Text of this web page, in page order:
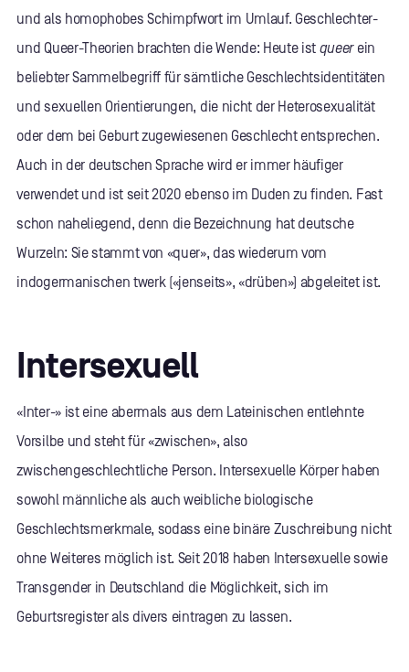
und als homophobes Schimpfwort im Umlauf. Geschlechter-
und Queer-Theorien brachten die Wende: Heute ist queerein
beliebter Sammelbegriff für sämtliche Geschlechtsidentitäten
und sexuellen Orientierungen, die nicht der Heterosexualität
oder dem bei Geburt zugewiesenen Geschlecht entsprechen.
Auch in der deutschen Sprache wird er immer häufiger
verwendet und ist seit 2020 ebenso im Duden zu finden. Fast
schon naheliegend, denn die Bezeichnung hat deutsche
Wurzeln: Sie stammt von «quer», das wiederum vom
indogermanischen twerk («jenseits», «drüben») abgeleitet ist.
Intersexuell
«Inter-» ist eine abermals aus dem Lateinischen entlehnte
Vorsilbe und steht für «zwischen», also
zwischengeschlechtliche Person. Intersexuelle Körper haben
sowohl männliche als auch weibliche biologische
Geschlechtsmerkmale, sodass eine binäre Zuschreibung nicht
ohne Weiteres möglich ist. Seit 2018 haben Intersexuelle sowie
Transgender in Deutschland die Möglichkeit, sich im
Geburtsregister als divers eintragen zu lassen.